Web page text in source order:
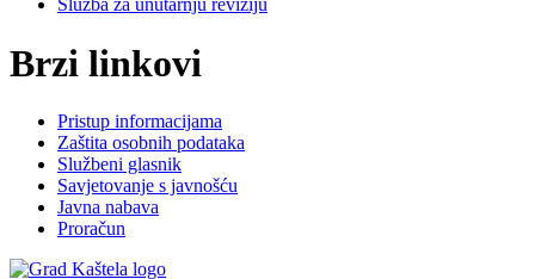
Služba za unutarnju reviziju
Brzi linkovi
Pristup informacijama
Zaštita osobnih podataka
Službeni glasnik
Savjetovanje s javnošću
Javna nabava
Proračun